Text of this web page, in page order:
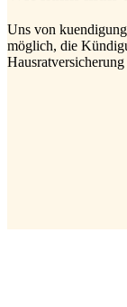
Uns von
möglich, die